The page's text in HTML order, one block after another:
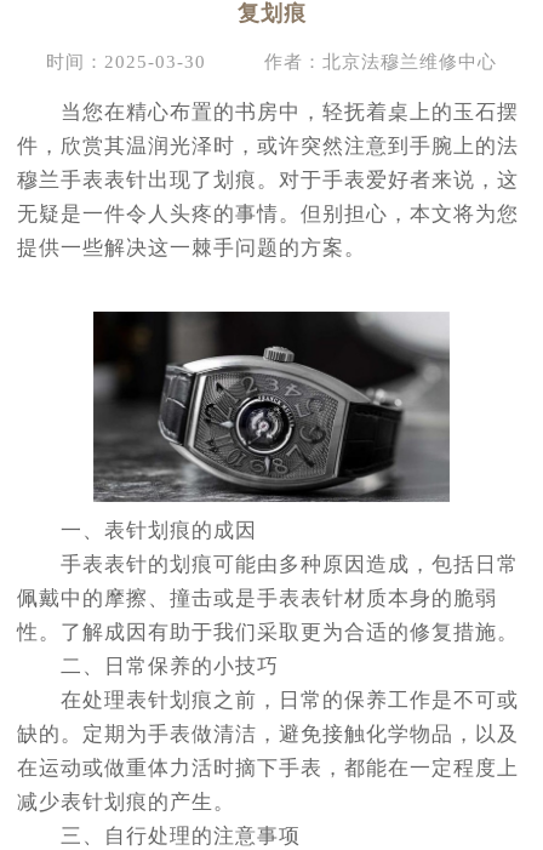
复划痕
时间：2025-03-30 作者：北京法穆兰维修中心
当您在精心布置的书房中，轻抚着桌上的玉石摆
件，欣赏其温润光泽时，或许突然注意到手腕上的法
穆兰手表表针出现了划痕。对于手表爱好者来说，这
无疑是一件令人头疼的事情。但别担心，本文将为您
提供一些解决这一棘手问题的方案。
一、表针划痕的成因
手表表针的划痕可能由多种原因造成，包括日常
佩戴中的摩擦、撞击或是手表表针材质本身的脆弱
性。了解成因有助于我们采取更为合适的修复措施。
二、日常保养的小技巧
在处理表针划痕之前，日常的保养工作是不可或
缺的。定期为手表做清洁，避免接触化学物品，以及
在运动或做重体力活时摘下手表，都能在一定程度上
减少表针划痕的产生。
三、自行处理的注意事项